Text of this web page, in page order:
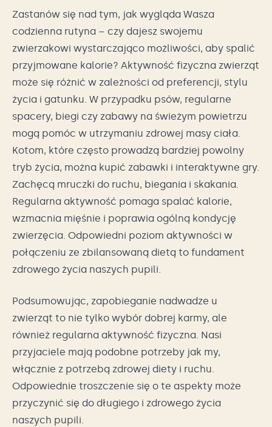
Zastanów się nad tym, jak wygląda Wasza
codzienna rutyna – czy dajesz swojemu
zwierzakowi wystarczająco możliwości, aby spalić
przyjmowane kalorie? Aktywność fizyczna zwierząt
może się różnić w zależności od preferencji, stylu
życia i gatunku. W przypadku psów, regularne
spacery, biegi czy zabawy na świeżym powietrzu
mogą pomóc w utrzymaniu zdrowej masy ciała.
Kotom, które często prowadzą bardziej powolny
tryb życia, można kupić zabawki i interaktywne gry.
Zachęcą mruczki do ruchu, biegania i skakania.
Regularna aktywność pomaga spalać kalorie,
wzmacnia mięśnie i poprawia ogólną kondycję
zwierzęcia. Odpowiedni poziom aktywności w
połączeniu ze zbilansowaną dietą to fundament
zdrowego życia naszych pupili.
Podsumowując, zapobieganie nadwadze u
zwierząt to nie tylko wybór dobrej karmy, ale
również regularna aktywność fizyczna. Nasi
przyjaciele mają podobne potrzeby jak my,
włącznie z potrzebą zdrowej diety i ruchu.
Odpowiednie troszczenie się o te aspekty może
przyczynić się do długiego i zdrowego życia
naszych pupili.